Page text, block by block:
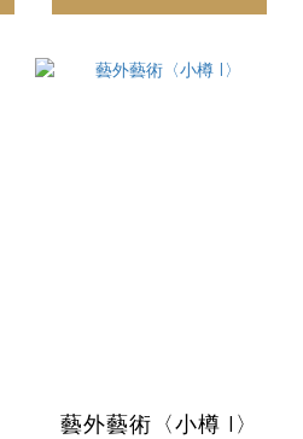
藝外藝術〈小樽 I〉